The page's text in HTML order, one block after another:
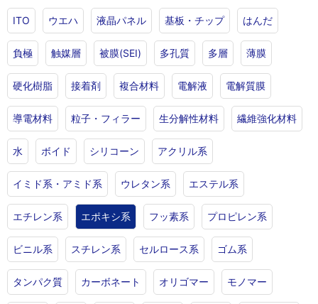
ITO ウエハ 液晶パネル 基板・チップ はんだ
負極 触媒層 被膜(SEI) 多孔質 多層 薄膜
硬化樹脂 接着剤 複合材料 電解液 電解質膜
導電材料 粒子・フィラー 生分解性材料 繊維強化材料
水 ボイド シリコーン アクリル系
イミド系・アミド系 ウレタン系 エステル系
エチレン系 エポキシ系 フッ素系 プロピレン系
ビニル系 スチレン系 セルロース系 ゴム系
タンパク質 カーボネート オリゴマー モノマー